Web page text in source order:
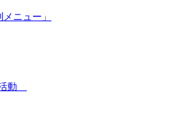
ニュー」
動